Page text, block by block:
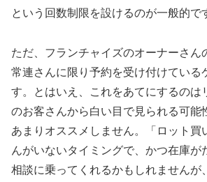
という回数制限を設けるのが一般的で
ただ、フランチャイズのオーナーさん
常連さんに限り予約を受け付けている
す。とはいえ、これをあてにするのは
のお客さんから白い目で見られる可能
あまりオススメしません。「ロット買
んがいないタイミングで、かつ在庫が
相談に乗ってくれるかもしれませんが